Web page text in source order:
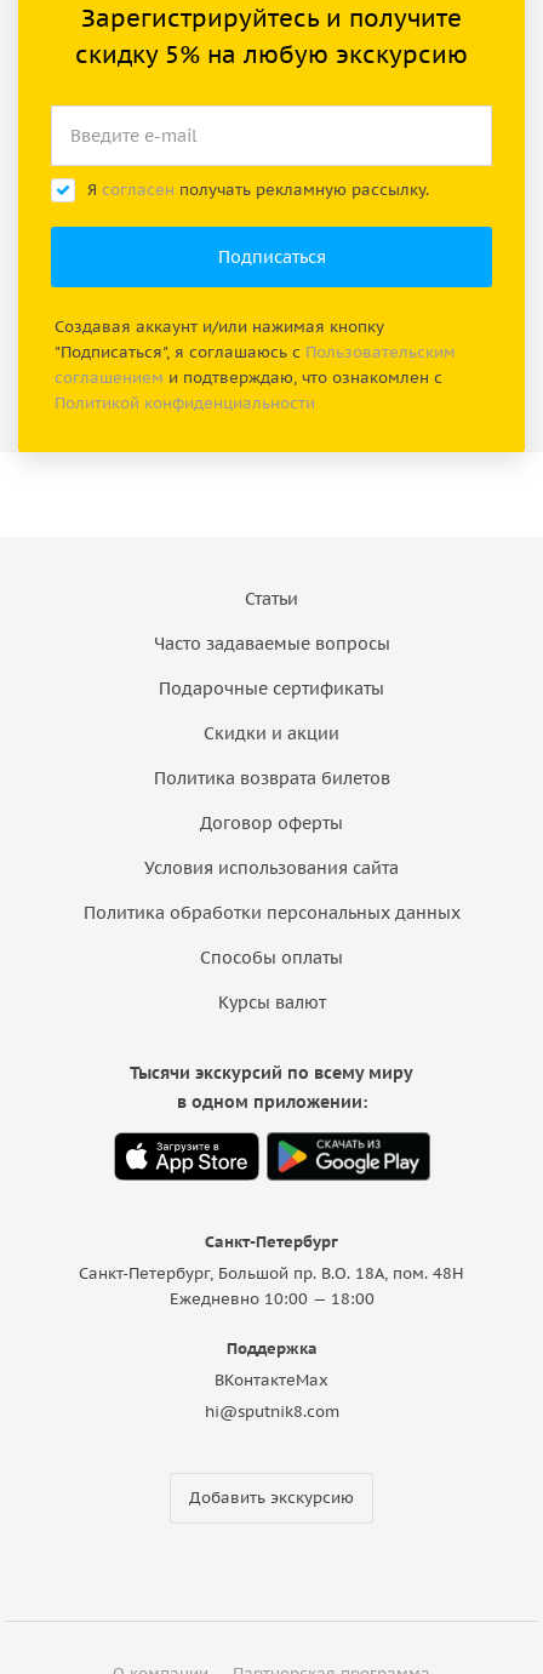
Зарегистрируйтесь и получите
скидку 5% на любую экскурсию
Я согласен получать рекламную рассылку.
Создавая аккаунт и/или нажимая кнопку
"Подписаться", я соглашаюсь с Пользовательским
соглашением и подтверждаю, что ознакомлен с
Политикой конфиденциальности
Статьи
Часто задаваемые вопросы
Подарочные сертификаты
Скидки и акции
Политика возврата билетов
Договор оферты
Условия использования сайта
Политика обработки персональных данных
Способы оплаты
Курсы валют
Санкт-Петербург
Санкт-Петербург, Большой пр. В.О. 18A, пом. 48Н
Ежедневно 10:00 — 18:00
Поддержка
ВКонтактеMax
hi@sputnik8.com
Добавить экскурсию
Тысячи экскурсий по всему миру
в одном приложении: